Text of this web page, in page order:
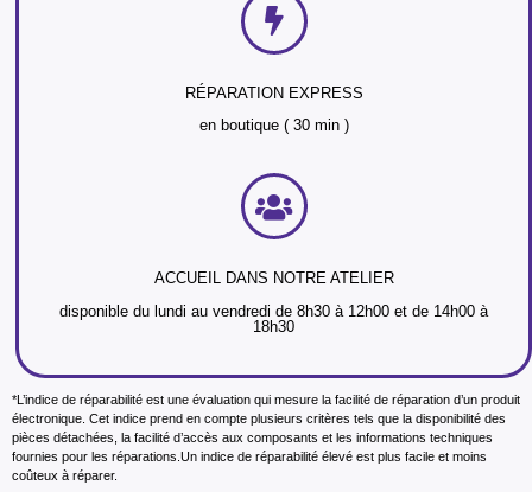
RÉPARATION EXPRESS
en boutique ( 30 min )
ACCUEIL DANS NOTRE ATELIER
disponible du lundi au vendredi de 8h30 à 12h00 et de 14h00 à
18h30
*L’indice de réparabilité est une évaluation qui mesure la facilité de réparation d’un produit
électronique. Cet indice prend en compte plusieurs critères tels que la disponibilité des
pièces détachées, la facilité d’accès aux composants et les informations techniques
fournies pour les réparations.Un indice de réparabilité élevé est plus facile et moins
coûteux à réparer.